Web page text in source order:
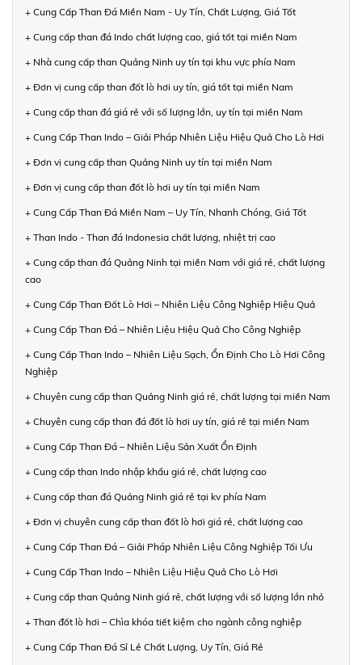
+ Cung Cấp Than Đá Miền Nam - Uy Tín, Chất Lượng, Giá Tốt
+ Cung cấp than đá Indo chất lượng cao, giá tốt tại miền Nam
+ Nhà cung cấp than Quảng Ninh uy tín tại khu vực phía Nam
+ Đơn vị cung cấp than đốt lò hơi uy tín, giá tốt tại miền Nam
+ Cung cấp than đá giá rẻ với số lượng lớn, uy tín tại miền Nam
+ Cung Cấp Than Indo – Giải Pháp Nhiên Liệu Hiệu Quả Cho Lò Hơi
+ Đơn vị cung cấp than Quảng Ninh uy tín tại miền Nam
+ Đơn vị cung cấp than đốt lò hơi uy tín tại miền Nam
+ Cung Cấp Than Đá Miền Nam – Uy Tín, Nhanh Chóng, Giá Tốt
+ Than Indo - Than đá Indonesia chất lượng, nhiệt trị cao
+ Cung cấp than đá Quảng Ninh tại miền Nam với giá rẻ, chất lượng
cao
+ Cung Cấp Than Đốt Lò Hơi – Nhiên Liệu Công Nghiệp Hiệu Quả
+ Cung Cấp Than Đá – Nhiên Liệu Hiệu Quả Cho Công Nghiệp
+ Cung Cấp Than Indo – Nhiên Liệu Sạch, Ổn Định Cho Lò Hơi Công
Nghiệp
+ Chuyên cung cấp than Quảng Ninh giá rẻ, chất lượng tại miền Nam
+ Chuyên cung cấp than đá đốt lò hơi uy tín, giá rẻ tại miền Nam
+ Cung Cấp Than Đá – Nhiên Liệu Sản Xuất Ổn Định
+ Cung cấp than Indo nhập khẩu giá rẻ, chất lượng cao
+ Cung cấp than đá Quảng Ninh giá rẻ tại kv phía Nam
+ Đơn vị chuyên cung cấp than đốt lò hơi giá rẻ, chất lượng cao
+ Cung Cấp Than Đá – Giải Pháp Nhiên Liệu Công Nghiệp Tối Ưu
+ Cung Cấp Than Indo – Nhiên Liệu Hiệu Quả Cho Lò Hơi
+ Cung cấp than Quảng Ninh giá rẻ, chất lượng với số lượng lớn nhỏ
+ Than đốt lò hơi – Chìa khóa tiết kiệm cho ngành công nghiệp
+ Cung Cấp Than Đá Sỉ Lẻ Chất Lượng, Uy Tín, Giá Rẻ